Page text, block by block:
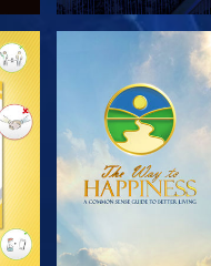
СМОТРЕТЬ
ПЕРЕДАЧИ